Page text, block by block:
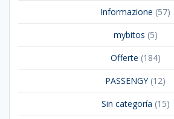
Informazione (57)
mybitos (5)
Offerte (184)
PASSENGY(12)
Sin categoría (15)